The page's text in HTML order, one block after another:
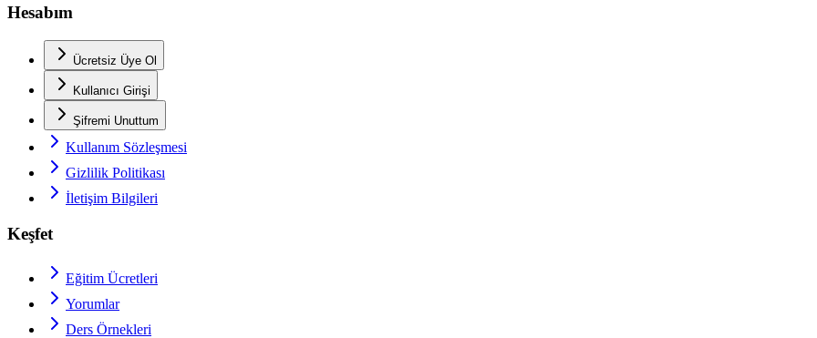
Hesabım
Ücretsiz Üye Ol
Kullanıcı Girişi
Şifremi Unuttum
Kullanım Sözleşmesi
Gizlilik Politikası
İletişim Bilgileri
Keşfet
Eğitim Ücretleri
Yorumlar
Ders Örnekleri